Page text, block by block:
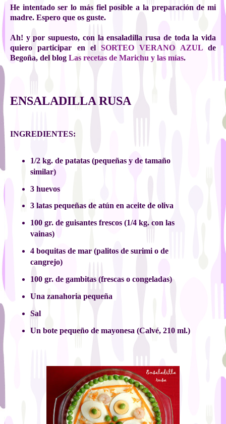
He intentado ser lo más fiel posible a la preparación de mi
madre. Espero que os guste.
Ah! y por supuesto, con la ensaladilla rusa de toda la vida
quiero participar en elSORTEO VERANO AZULde
Begoña, del blog Las recetas de Marichu y las mías.
ENSALADILLA RUSA
INGREDIENTES:
1/2 kg. de patatas (pequeñas y de tamaño
similar)
3 huevos
3 latas pequeñas de atún en aceite de oliva
100 gr. de guisantes frescos (1/4 kg. con las
vainas)
4 boquitas de mar (palitos de surimi o de
cangrejo)
100 gr. de gambitas (frescas o congeladas)
Una zanahoria pequeña
Sal
Un bote pequeño de mayonesa (Calvé, 210 ml.)